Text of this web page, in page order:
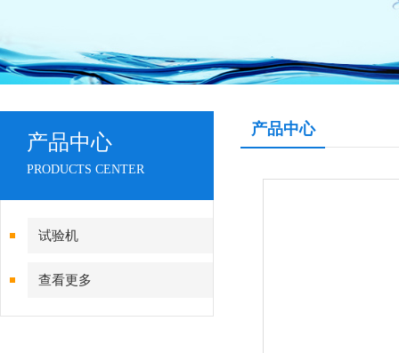
产品中心
PRODUCTS CENTER
试验机
查看更多
产品中心